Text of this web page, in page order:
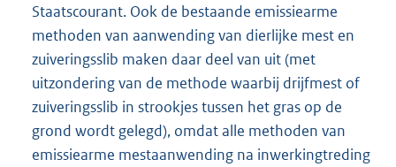
Staatscourant. Ook de bestaande emissiearme
methoden van aanwending van dierlijke mest en
zuiveringsslib maken daar deel van uit (met
uitzondering van de methode waarbij drijfmest of
zuiveringsslib in strookjes tussen het gras op de
grond wordt gelegd), omdat alle methoden van
emissiearme mestaanwending na inwerkingtreding